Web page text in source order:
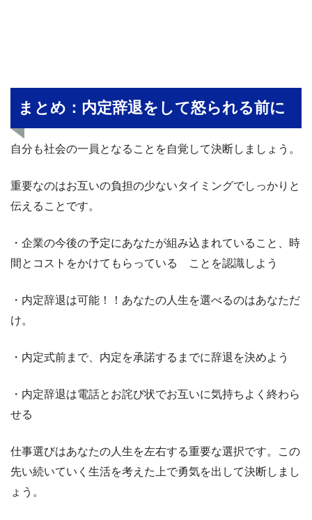
まとめ：内定辞退をして怒られる前に
自分も社会の一員となることを自覚して決断しましょう。
重要なのはお互いの負担の少ないタイミングでしっかりと
伝えることです。
・企業の今後の予定にあなたが組み込まれていること、時
間とコストをかけてもらっている ことを認識しよう
・内定辞退は可能！！あなたの人生を選べるのはあなただ
け。
・内定式前まで、内定を承諾するまでに辞退を決めよう
・内定辞退は電話とお詫び状でお互いに気持ちよく終わら
せる
仕事選びはあなたの人生を左右する重要な選択です。この
先い続いていく生活を考えた上で勇気を出して決断しまし
ょう。